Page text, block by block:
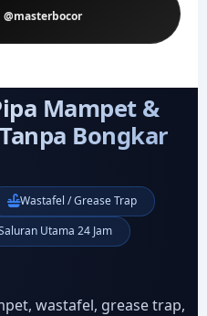
@masterbocor
Mampet &
Bongkar
Wastafel / Grease Trap
Utama 24 Jam
wastafel, grease trap,